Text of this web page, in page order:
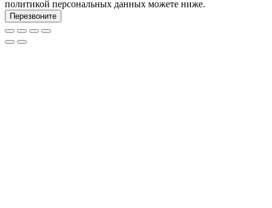
политикой персональных данных можете ниже.
Перезвоните